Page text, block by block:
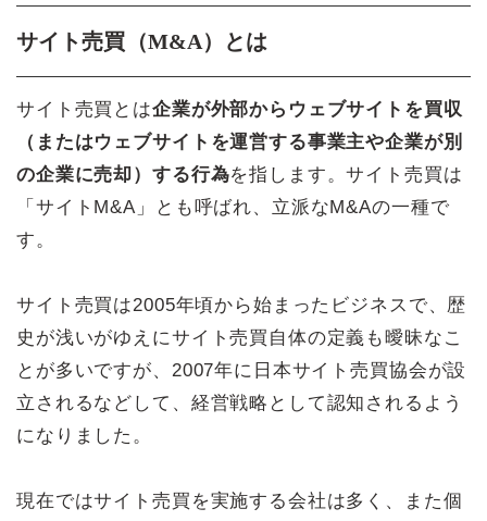
サイト売買（M&A）とは
サイト売買とは企業が外部からウェブサイトを買収
（またはウェブサイトを運営する事業主や企業が別
の企業に売却）する行為を指します。サイト売買は
「サイトM&A」とも呼ばれ、立派なM&Aの一種で
す。
サイト売買は2005年頃から始まったビジネスで、歴
史が浅いがゆえにサイト売買自体の定義も曖昧なこ
とが多いですが、2007年に日本サイト売買協会が設
立されるなどして、経営戦略として認知されるよう
になりました。
現在ではサイト売買を実施する会社は多く、また個